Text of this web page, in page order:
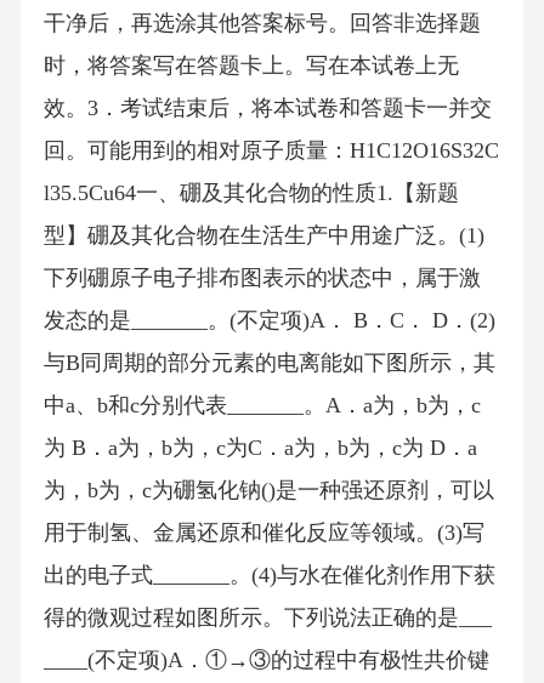
干净后，再选涂其他答案标号。回答非选择题
时，将答案写在答题卡上。写在本试卷上无
效。3．考试结束后，将本试卷和答题卡一并交
回。可能用到的相对原子质量：H1C12O16S32C
l35.5Cu64一、硼及其化合物的性质1.【新题
型】硼及其化合物在生活生产中用途广泛。(1)
下列硼原子电子排布图表示的状态中，属于激
发态的是_______。(不定项)A． B．C． D．(2)
与B同周期的部分元素的电离能如下图所示，其
中a、b和c分别代表_______。A．a为，b为，c
为 B．a为，b为，c为C．a为，b为，c为 D．a
为，b为，c为硼氢化钠()是一种强还原剂，可以
用于制氢、金属还原和催化反应等领域。(3)写
出的电子式_______。(4)与水在催化剂作用下获
得的微观过程如图所示。下列说法正确的是___
____(不定项)A．①→③的过程中有极性共价键